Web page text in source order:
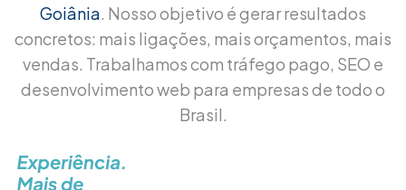
Goiânia. Nosso objetivo é gerar resultados
concretos: mais ligações, mais orçamentos, mais
vendas. Trabalhamos com tráfego pago, SEO e
desenvolvimento web para empresas de todo o
Brasil.